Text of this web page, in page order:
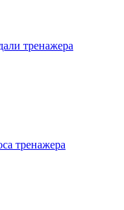
тренажера
тренажера